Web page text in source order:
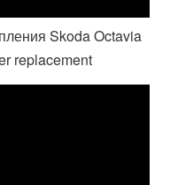
Skoda Octavia
replacement